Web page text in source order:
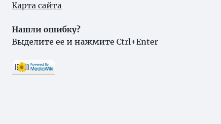
Карта сайта
Нашли ошибку?
Выделите ее и нажмите Ctrl+Enter